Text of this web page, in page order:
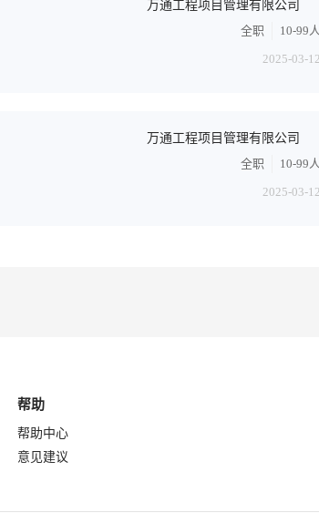
万通工程项目管理有限公司
全职 10-99人
2025-03-12
万通工程项目管理有限公司
全职 10-99人
2025-03-12
帮助
帮助中心
意见建议